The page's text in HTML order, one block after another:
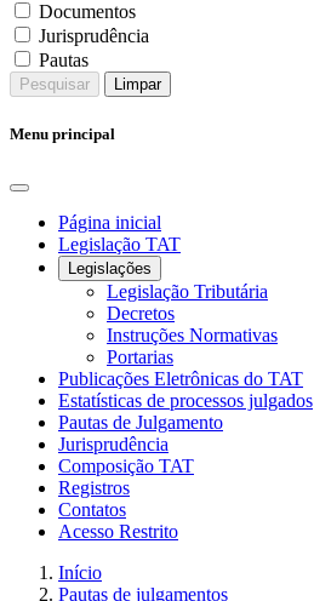
Documentos
Jurisprudência
Pautas
Pesquisar Limpar
Menu principal
Página inicial
Legislação TAT
Legislações
Legislação Tributária
Decretos
Instruções Normativas
Portarias
Publicações Eletrônicas do TAT
Estatísticas de processos julgados
Pautas de Julgamento
Jurisprudência
Composição TAT
Registros
Contatos
Acesso Restrito
Início
Pautas de julgamentos